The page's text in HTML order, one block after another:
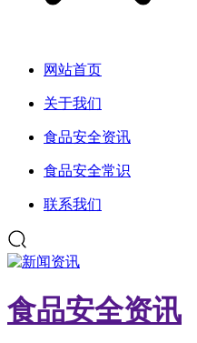
网站首页
关于我们
食品安全资讯
食品安全常识
联系我们
食品安全资讯